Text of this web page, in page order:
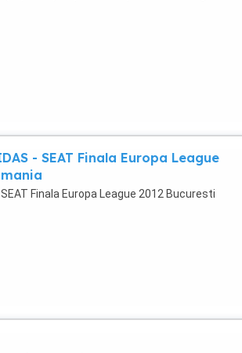
- SEAT Finala Europa League
Finala Europa League 2012 Bucuresti